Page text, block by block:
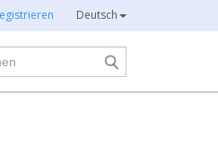
Deutsch